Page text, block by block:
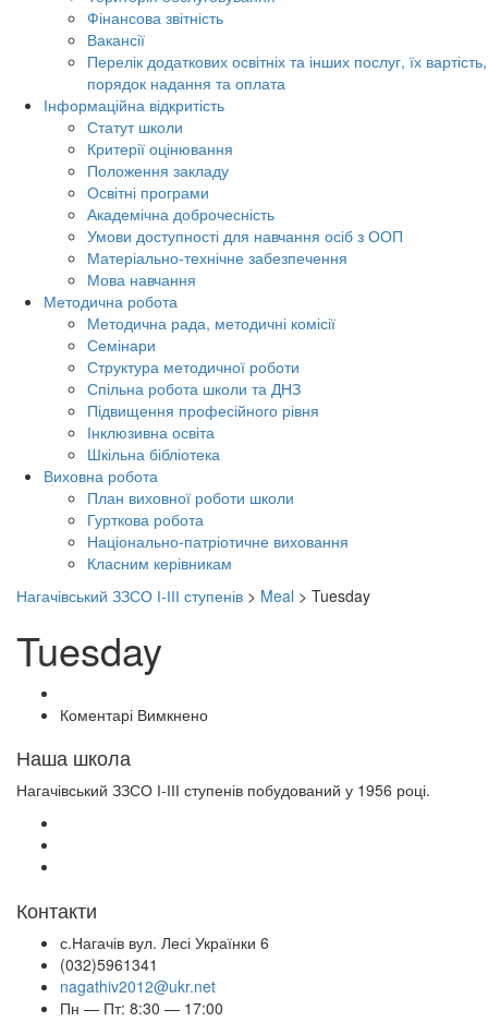
Фінансова звітність
Вакансії
Перелік додаткових освітніх та інших послуг, їх вартість,
порядок надання та оплата
Інформаційна відкритість
Статут школи
Критерії оцінювання
Положення закладу
Освітні програми
Академічна доброчесність
Умови доступності для навчання осіб з ООП
Матеріально-технічне забезпечення
Мова навчання
Методична робота
Методична рада, методичні комісії
Семінари
Структура методичної роботи
Спільна робота школи та ДНЗ
Підвищення професійного рівня
Інклюзивна освіта
Шкільна бібліотека
Виховна робота
План виховної роботи школи
Гурткова робота
Національно-патріотичне виховання
Класним керівникам
Нагачівський ЗЗСО І-ІІІ ступенів > Meal > Tuesday
Tuesday
Коментарі Вимкненодо
Наша школа
Нагачівський ЗЗСО І-ІІІ ступенів побудований у 1956 році.
Контакти
с.Нагачів вул. Лесі Українки 6
(032)5961341
nagathiv2012@ukr.net
Пн — Пт: 8:30 — 17:00